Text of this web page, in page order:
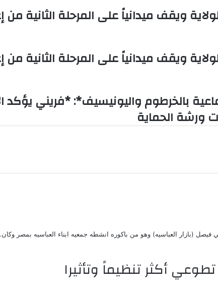
ويقف ميدانياً على المرحلة الثانية
ويقف ميدانياً على المرحلة الثانية
بالخرطوم واليونيسيف*: *​فريني يؤكد
ورشة الحماية
أكثر تنظيماً وتأثيرا